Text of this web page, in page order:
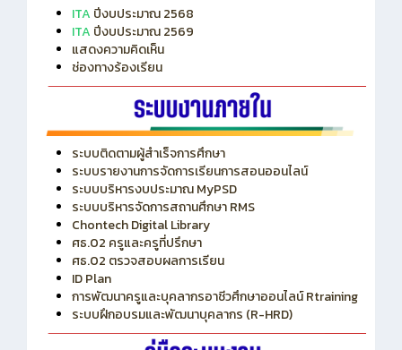
ITA ปีงบประมาณ 2567
ITA ปีงบประมาณ 2568
ITAปีงบประมาณ 2569
แสดงความคิดเห็น
ช่องทางร้องเรียน
ระบบติดตามผู้สำเร็จการศึกษา
ระบบรายงานการจัดการเรียนการสอนออนไลน์
ระบบบริหารงบประมาณ MyPSD
ระบบบริหารจัดการสถานศึกษา RMS
Chontech Digital Library
ศธ.02 ครูและครูที่ปรึกษา
ศธ.02 ตรวจสอบผลการเรียน
ID Plan
การพัฒนาครูและบุคลากรอาชีวศึกษาออนไลน์ Rtraining
ระบบฝึกอบรมและพัฒนาบุคลากร (R-HRD)